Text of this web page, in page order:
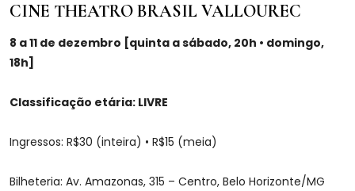
CINE THEATRO BRASIL VALLOUREC
8 a 11 de dezembro [quinta a sábado, 20h • domingo,
18h]
Classificação etária: LIVRE
Ingressos: R$30 (inteira) • R$15 (meia)
Bilheteria: Av. Amazonas, 315 – Centro, Belo Horizonte/MG